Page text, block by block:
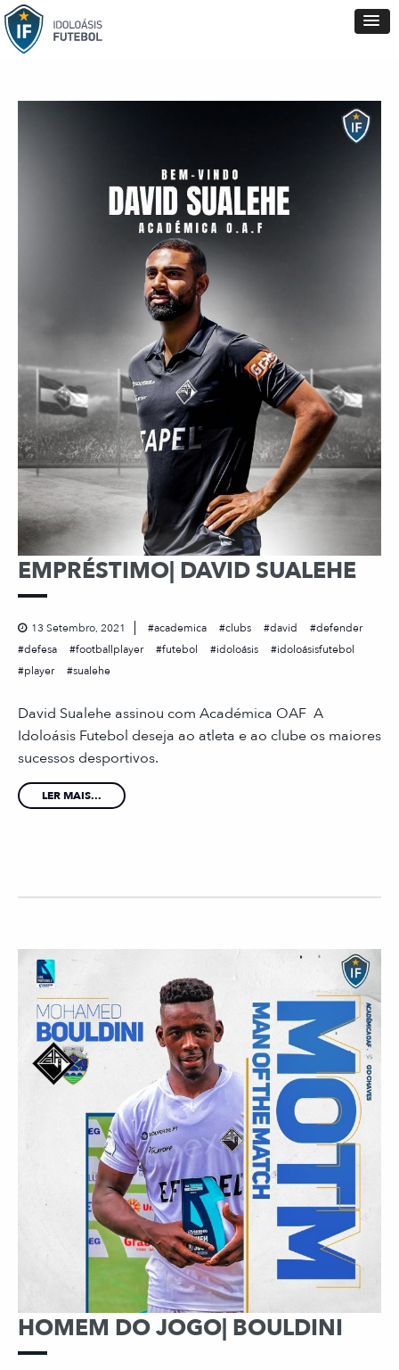
EMPRÉSTIMO| DAVID SUALEHE
13 Setembro, 2021 academica clubs david
defender
defesa
footballplayer futebol idoloásis
idoloásisfutebol
player
sualehe
David Sualehe assinou com Académica OAF A
Idoloásis Futebol deseja ao atleta e ao clube os maiores
sucessos desportivos.
LER MAIS...
HOMEM DO JOGO| BOULDINI